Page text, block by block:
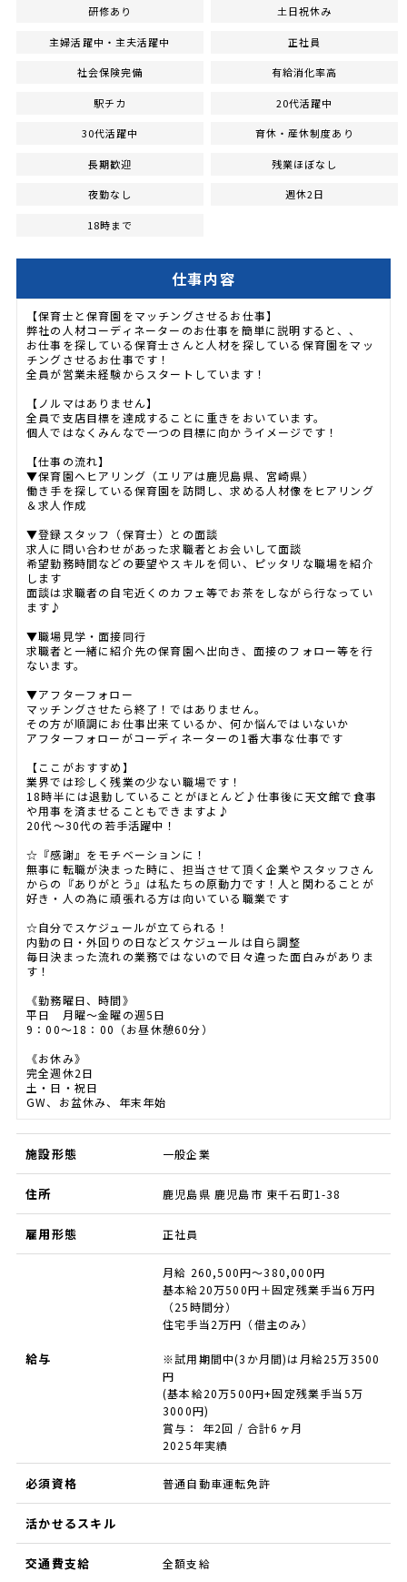
研修あり 土日祝休み
主婦活躍中・主夫活躍中 正社員
社会保険完備 有給消化率高
駅チカ 20代活躍中
30代活躍中 育休・産休制度あり
長期歓迎 残業ほぼなし
夜勤なし 週休2日
18時まで
仕事内容
【保育士と保育園をマッチングさせるお仕事】
弊社の人材コーディネーターのお仕事を簡単に説明すると、、
お仕事を探している保育士さんと人材を探している保育園をマッ
チングさせるお仕事です！
全員が営業未経験からスタートしています！
【ノルマはありません】
全員で支店目標を達成することに重きをおいています。
個人ではなくみんなで一つの目標に向かうイメージです！
【仕事の流れ】
▼保育園へヒアリング（エリアは鹿児島県、宮崎県）
働き手を探している保育園を訪問し、求める人材像をヒアリング
＆求人作成
▼登録スタッフ（保育士）との面談
求人に問い合わせがあった求職者とお会いして面談
希望勤務時間などの要望やスキルを伺い、ピッタリな職場を紹介
します
面談は求職者の自宅近くのカフェ等でお茶をしながら行なってい
ます♪
▼職場見学・面接同行
求職者と一緒に紹介先の保育園へ出向き、面接のフォロー等を行
ないます。
▼アフターフォロー
マッチングさせたら終了！ではありません。
その方が順調にお仕事出来ているか、何か悩んではいないか
アフターフォローがコーディネーターの1番大事な仕事です
【ここがおすすめ】
業界では珍しく残業の少ない職場です！
18時半には退勤していることがほとんど♪仕事後に天文館で食事
や用事を済ませることもできますよ♪
20代～30代の若手活躍中！
☆『感謝』をモチベーションに！
無事に転職が決まった時に、担当させて頂く企業やスタッフさん
からの『ありがとう』は私たちの原動力です！人と関わることが
好き・人の為に頑張れる方は向いている職業です
☆自分でスケジュールが立てられる！
内勤の日・外回りの日などスケジュールは自ら調整
毎日決まった流れの業務ではないので日々違った面白みがありま
す！
《勤務曜日、時間》
平日 月曜～金曜の週5日
9：00～18：00（お昼休憩60分）
《お休み》
完全週休2日
土・日・祝日
GW、お盆休み、年末年始
施設形態 一般企業
住所 鹿児島県 鹿児島市 東千石町1-38
雇用形態 正社員
給与
月給 260,500円～380,000円
基本給20万500円＋固定残業手当6万円
（25時間分）
住宅手当2万円（借主のみ）
※試用期間中(3か月間)は月給25万3500
円
(基本給20万500円+固定残業手当5万
3000円)
賞与： 年2回 / 合計6ヶ月
2025年実績
必須資格 普通自動車運転免許
活かせるスキル
交通費支給 全額支給